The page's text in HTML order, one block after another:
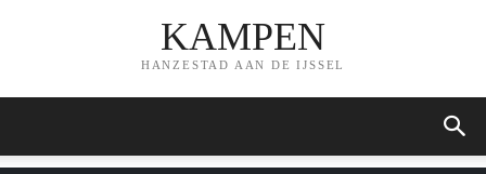
KAMPEN
HANZESTAD AAN DE IJSSEL